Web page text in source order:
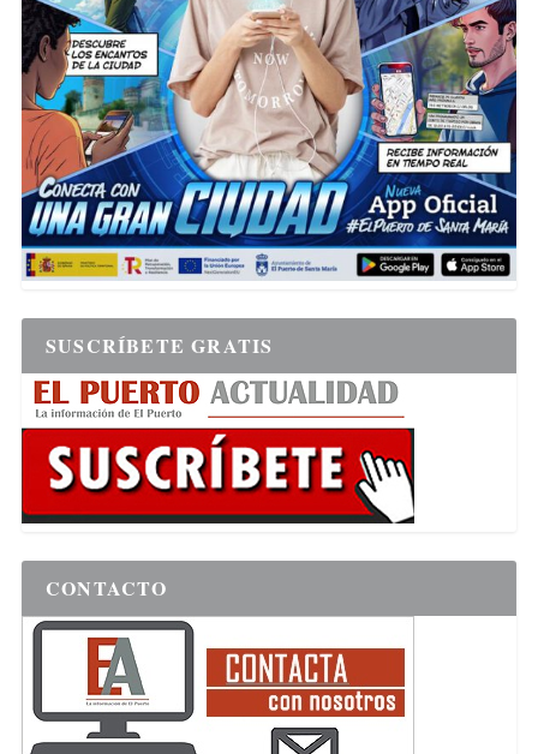
SUSCRÍBETE GRATIS
CONTACTO